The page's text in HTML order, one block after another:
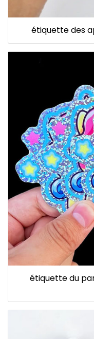
étiquette des
étiquette du